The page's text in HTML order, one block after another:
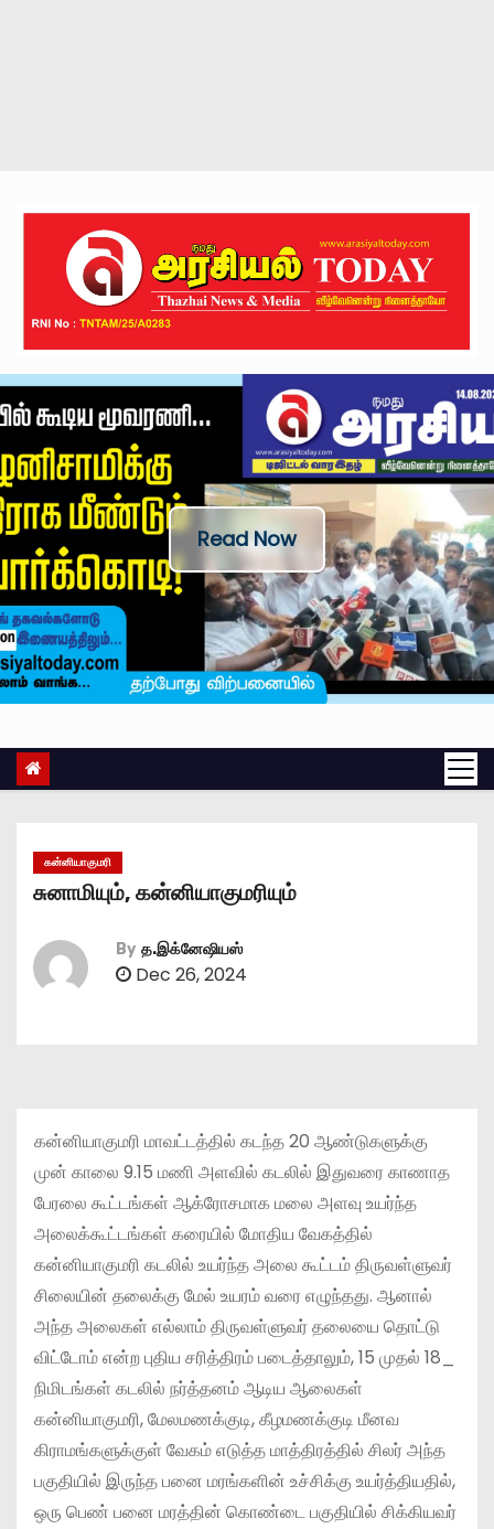
Read Now
கன்னியாகுமரி
சுனாமியும், கன்னியாகுமரியும்
By த.இக்னேஷியஸ்
Dec 26, 2024
கன்னியாகுமரி மாவட்டத்தில் கடந்த 20 ஆண்டுகளுக்கு
முன் காலை 9.15 மணி அளவில் கடலில் இதுவரை காணாத
பேரலை கூட்டங்கள் ஆக்ரோசமாக மலை அளவு உயர்ந்த
அலைக்கூட்டங்கள் கரையில் மோதிய வேகத்தில்
கன்னியாகுமரி கடலில் உயர்ந்த அலை கூட்டம் திருவள்ளுவர்
சிலையின் தலைக்கு மேல் உயரம் வரை எழுந்தது. ஆனால்
அந்த அலைகள் எல்லாம் திருவள்ளுவர் தலையை தொட்டு
விட்டோம் என்ற புதிய சரித்திரம் படைத்தாலும், 15 முதல் 18_
நிமிடங்கள் கடலில் நர்த்தனம் ஆடிய ஆலைகள்
கன்னியாகுமரி, மேலமணக்குடி, கீழமணக்குடி மீனவ
கிராமங்களுக்குள் வேகம் எடுத்த மாத்திரத்தில் சிலர் அந்த
பகுதியில் இருந்த பனை மரங்களின் உச்சிக்கு உயர்த்தியதில்,
ஒரு பெண் பனை மரத்தின் கொண்டை பகுதியில் சிக்கியவர்